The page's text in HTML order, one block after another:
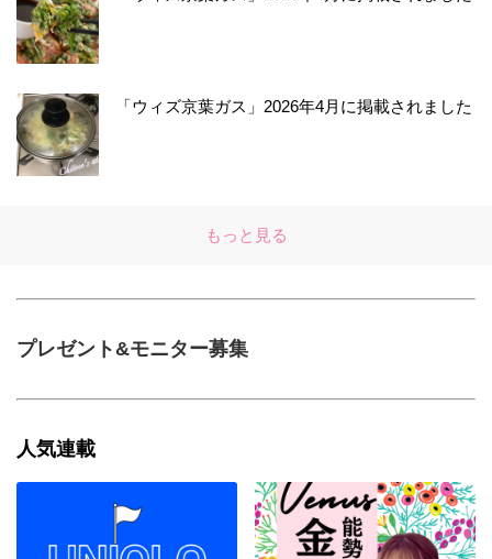
「ウィズ京葉ガス」2026年4月に掲載されました
もっと見る
プレゼント&モニター募集
人気連載